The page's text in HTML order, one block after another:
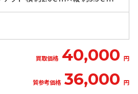
買取価格 40,000 円
質参考価格 36,000 円